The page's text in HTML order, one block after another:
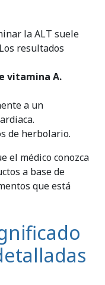
la ALT suele
resultados
vitamina A.
a un
de herbolario.
el médico conozca
a base de
que está